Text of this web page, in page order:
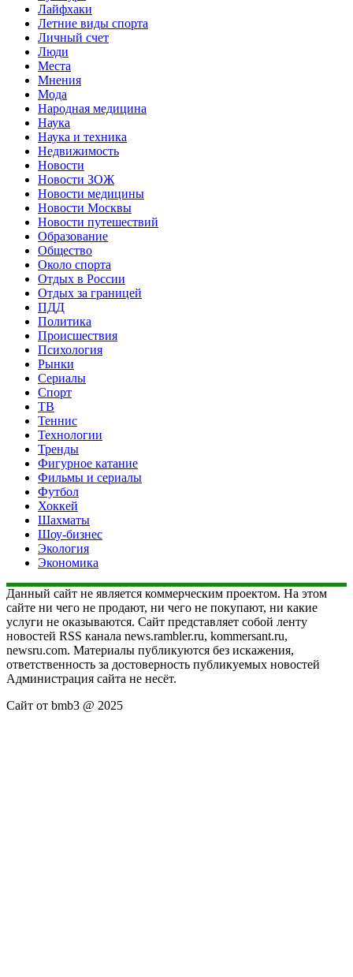
Лайфхаки
Летние виды спорта
Личный счет
Люди
Места
Мнения
Мода
Народная медицина
Наука
Наука и техника
Недвижимость
Новости
Новости ЗОЖ
Новости медицины
Новости Москвы
Новости путешествий
Образование
Общество
Около спорта
Отдых в России
Отдых за границей
ПДД
Политика
Происшествия
Психология
Рынки
Сериалы
Спорт
ТВ
Теннис
Технологии
Тренды
Фигурное катание
Фильмы и сериалы
Футбол
Хоккей
Шахматы
Шоу-бизнес
Экология
Экономика
Данный сайт не является коммерческим проектом. На этом
сайте ни чего не продают, ни чего не покупают, ни какие
услуги не оказываются. Сайт представляет собой ленту
новостей RSS канала news.rambler.ru, kommersant.ru,
newsru.com. Материалы публикуются без искажения,
ответственность за достоверность публикуемых новостей
Администрация сайта не несёт.
Сайт от bmb3 @ 2025